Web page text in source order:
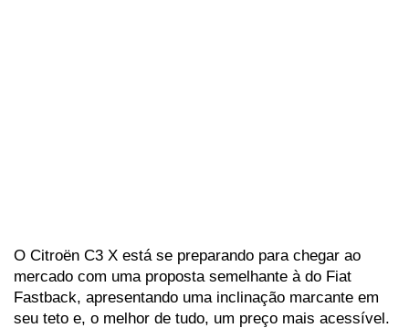
O Citroën C3 X está se preparando para chegar ao
mercado com uma proposta semelhante à do Fiat
Fastback, apresentando uma inclinação marcante em
seu teto e, o melhor de tudo, um preço mais acessível.